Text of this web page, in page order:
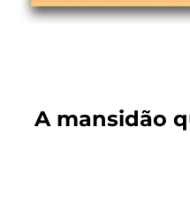
A mansidão